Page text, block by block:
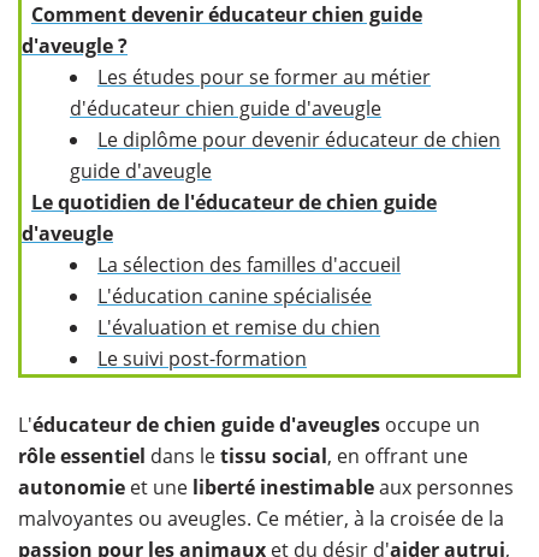
Comment devenir éducateur chien guide
d'aveugle ?
​Les études pour se former au métier
d'éducateur chien guide d'aveugle
Le diplôme pour devenir éducateur de chien
guide d'aveugle
Le quotidien de l'éducateur de chien guide
d'aveugle
La sélection des familles d'accueil
L'éducation canine spécialisée
L'évaluation et remise du chien
Le suivi post-formation
L'éducateur de chien guide d'aveugles occupe un
rôle essentiel dans letissu social, en offrant une
autonomie et une liberté inestimableaux personnes
malvoyantes ou aveugles. Ce métier, à la croisée de la
passion pour les animaux et du désir d'aider autrui,